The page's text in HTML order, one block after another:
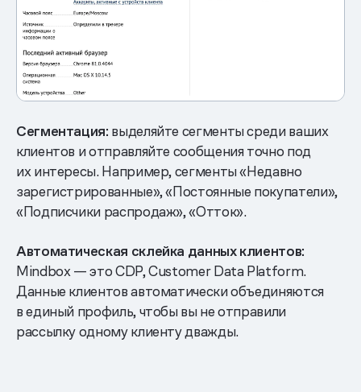
Сегментация: выделяйте сегменты среди ваших
клиентов и отправляйте сообщения точно под
их интересы. Например, сегменты «Недавно
зарегистрированные», «Постоянные покупатели»,
«Подписчики распродаж», «‎Отток».
Автоматическая склейка данных клиентов:
Mindbox — это CDP, Customer Data Platform.
Данные клиентов автоматически объединяются
в единый профиль, чтобы вы не отправили
рассылку одному клиенту дважды.